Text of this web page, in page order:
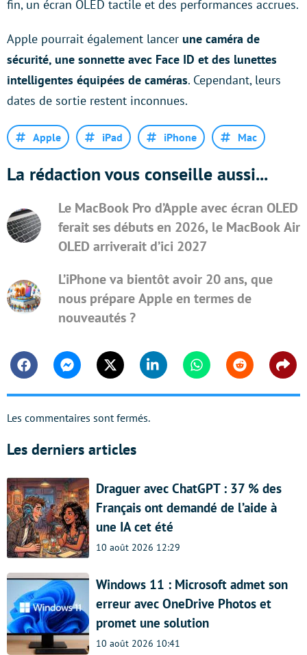
fin, un écran OLED tactile et des performances accrues.
Apple pourrait également lancer une caméra de
sécurité, une sonnette avec Face ID et des lunettes
intelligentes équipées de caméras. Cependant, leurs
dates de sortie restent inconnues.
Apple iPad iPhone Mac
La rédaction vous conseille aussi...
Le MacBook Pro d’Apple avec écran OLED
ferait ses débuts en 2026, le MacBook Air
OLED arriverait d’ici 2027
L’iPhone va bientôt avoir 20 ans, que
nous prépare Apple en termes de
nouveautés ?
FacebookMessengerTwitter Linkedin WhatsappReddit
Les commentaires sont fermés.
Les derniers articles
Draguer avec ChatGPT : 37 % des
Français ont demandé de l’aide à
une IA cet été
10 août 2026 12:29
Windows 11 : Microsoft admet son
erreur avec OneDrive Photos et
promet une solution
10 août 2026 10:41